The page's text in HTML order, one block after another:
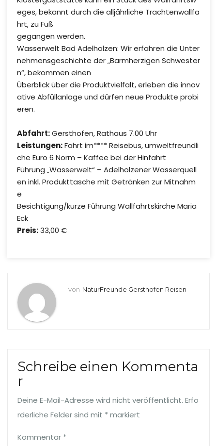
eges, bekannt durch die alljährliche Trachtenwallfa
hrt, zu Fuß
gegangen werden.
Wasserwelt Bad Adelholzen: Wir erfahren die Unter
nehmensgeschichte der „Barmherzigen Schwester
n“, bekommen einen
Überblick über die Produktvielfalt, erleben die innov
ative Abfüllanlage und dürfen neue Produkte probi
eren.
Abfahrt:Gersthofen, Rathaus 7.00 Uhr
Leistungen:Fahrt im**** Reisebus, umweltfreundli
che Euro 6 Norm – Kaffee bei der Hinfahrt
Führung „Wasserwelt“ – Adelholzener Wasserquell
en inkl. Produkttasche mit Getränken zur Mitnahm
e
Besichtigung/kurze Führung Wallfahrtskirche Maria
Eck
Preis:33,00 €
von NaturFreunde Gersthofen Reisen
Schreibe einen Kommenta
r
Deine E-Mail-Adresse wird nicht veröffentlicht. Erfo
rderliche Felder sind mit * markiert
Kommentar *